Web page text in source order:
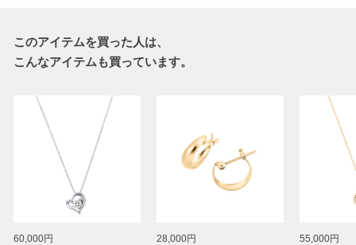
このアイテムを買った人は、
こんなアイテムも買っています。
60,000円 28,000円 55,000円